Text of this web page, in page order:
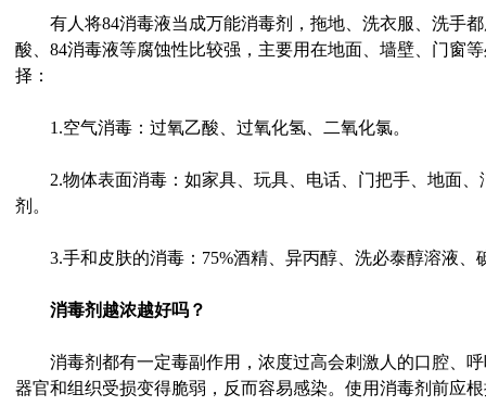
有人将84消毒液当成万能消毒剂，拖地、洗衣服、洗手都
酸、84消毒液等腐蚀性比较强，主要用在地面、墙壁、门窗
择：
1.空气消毒：过氧乙酸、过氧化氢、二氧化氯。
2.物体表面消毒：如家具、玩具、电话、门把手、地面、
剂。
3.手和皮肤的消毒：75%酒精、异丙醇、洗必泰醇溶液、
消毒剂越浓越好吗？
消毒剂都有一定毒副作用，浓度过高会刺激人的口腔、呼
器官和组织受损变得脆弱，反而容易感染。使用消毒剂前应